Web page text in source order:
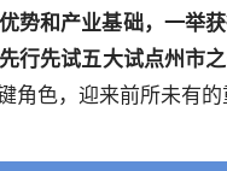
势和产业基础，一举
行先试五大试点州市之
角色，迎来前所未有的